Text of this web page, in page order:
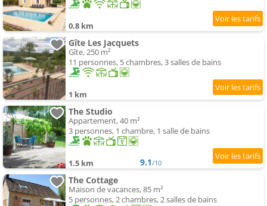
0.8 km
Gîte Les Jacquets
Gîte, 250 m²
11 personnes, 5 chambres, 3 salles de bains
1 km
The Studio
Appartement, 40 m²
3 personnes, 1 chambre, 1 salle de bains
1.5 km 9.1/10
The Cottage
Maison de vacances, 85 m²
5 personnes, 2 chambres, 2 salles de bains